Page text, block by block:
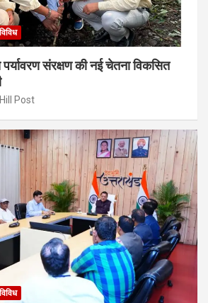
विविध
संरक्षण की नई चेतना विकसित
Post
विविध